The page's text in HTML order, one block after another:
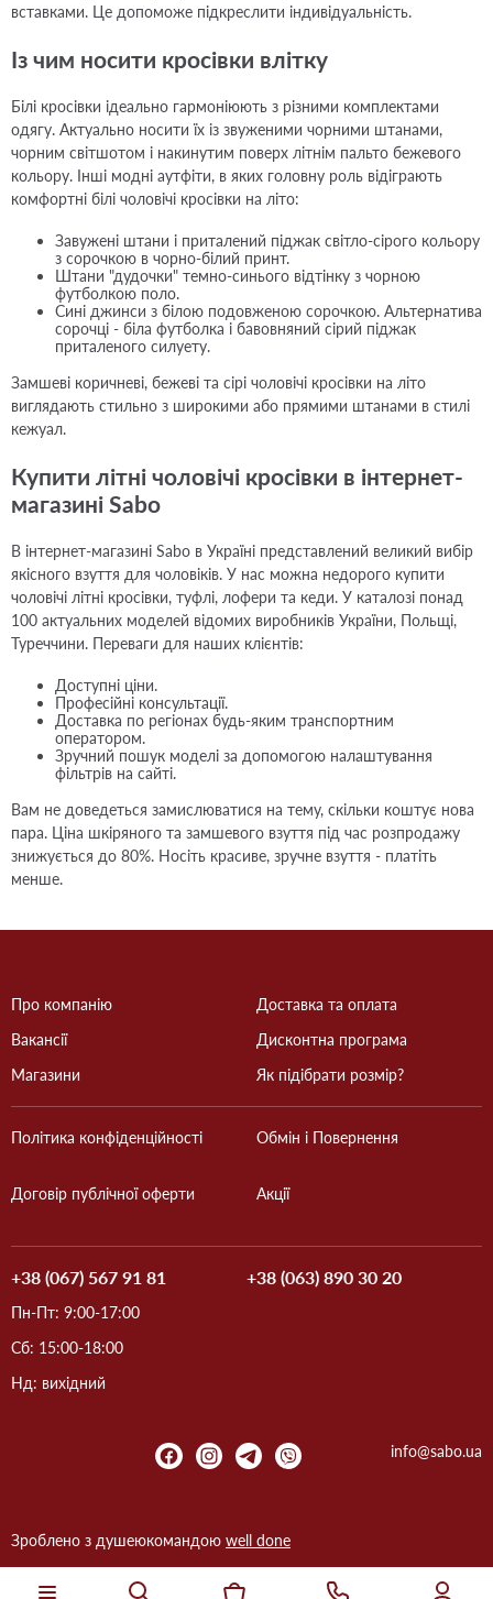
вставками. Це допоможе підкреслити індивідуальність.
Із чим носити кросівки влітку
Білі кросівки ідеально гармоніюють з різними комплектами
одягу. Актуально носити їх із звуженими чорними штанами,
чорним світшотом і накинутим поверх літнім пальто бежевого
кольору. Інші модні аутфіти, в яких головну роль відіграють
комфортні білі чоловічі кросівки на літо:
Завужені штани і приталений піджак світло-сірого кольору
з сорочкою в чорно-білий принт.
Штани "дудочки" темно-синього відтінку з чорною
футболкою поло.
Сині джинси з білою подовженою сорочкою. Альтернатива
сорочці - біла футболка і бавовняний сірий піджак
приталеного силуету.
Замшеві коричневі, бежеві та сірі чоловічі кросівки на літо
виглядають стильно з широкими або прямими штанами в стилі
кежуал.
Купити літні чоловічі кросівки в інтернет-
магазині Sabo
В інтернет-магазині Sabo в Україні представлений великий вибір
якісного взуття для чоловіків. У нас можна недорого купити
чоловічі літні кросівки, туфлі, лофери та кеди. У каталозі понад
100 актуальних моделей відомих виробників України, Польщі,
Туреччини. Переваги для наших клієнтів:
Доступні ціни.
Професійні консультації.
Доставка по регіонах будь-яким транспортним
оператором.
Зручний пошук моделі за допомогою налаштування
фільтрів на сайті.
Вам не доведеться замислюватися на тему, скільки коштує нова
пара. Ціна шкіряного та замшевого взуття під час розпродажу
знижується до 80%. Носіть красиве, зручне взуття - платіть
менше.
Про компанію
Вакансії
Магазини
Доставка та оплата
Дисконтна програма
Як підібрати розмір?
Політика конфіденційності
Договір публічної оферти
Обмін і Повернення
Акції
+38 (067) 567 91 81 +38 (063) 890 30 20
Пн-Пт: 9:00-17:00
Сб: 15:00-18:00
Нд: вихідний
info@sabo.ua
Зроблено з душеюкомандою well done